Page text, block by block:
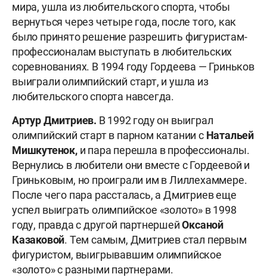
мира, ушла из любительского спорта, чтобы
вернуться через четыре года, после того, как
было принято решение разрешить фигуристам-
профессионалам выступать в любительских
соревнованиях. В 1994 году Гордеева — Гриньков
выиграли олимпийский старт, и ушла из
любительского спорта навсегда.
Артур Дмитриев. В 1992 году он выиграл
олимпийский старт в парном катании сНатальей
Мишкутенок, и пара перешла в профессионалы.
Вернулись в любители они вместе с Гордеевой и
Гриньковым, но проиграли им в Лиллехаммере.
После чего пара рассталась, а Дмитриев еще
успел выиграть олимпийское «золото» в 1998
году, правда с другой партнершейОксаной
Казаковой. Тем самым, Дмитриев стал первым
фигуристом, выигрывавшим олимпийское
«золото» с разными партнерами.